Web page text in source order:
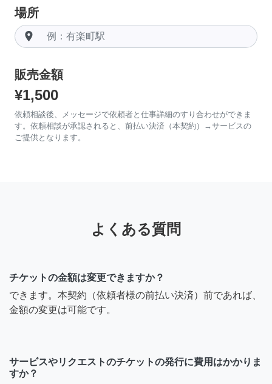
場所
room
販売金額
¥1,500
依頼相談後、メッセージで依頼者と仕事詳細のすり合わせができま
す。依頼相談が承認されると、前払い決済（本契約）→サービスの
ご提供となります。
よくある質問
チケットの金額は変更できますか？
できます。本契約（依頼者様の前払い決済）前であれば、
金額の変更は可能です。
サービスやリクエストのチケットの発行に費用はかかりま
すか？